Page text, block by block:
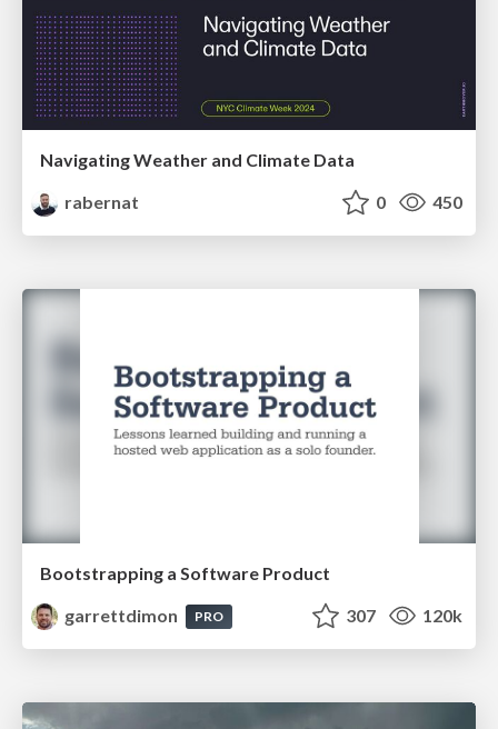
Navigating Weather and Climate Data
rabernat
0 450
Bootstrapping a Software Product
garrettdimon
PRO 307 120k